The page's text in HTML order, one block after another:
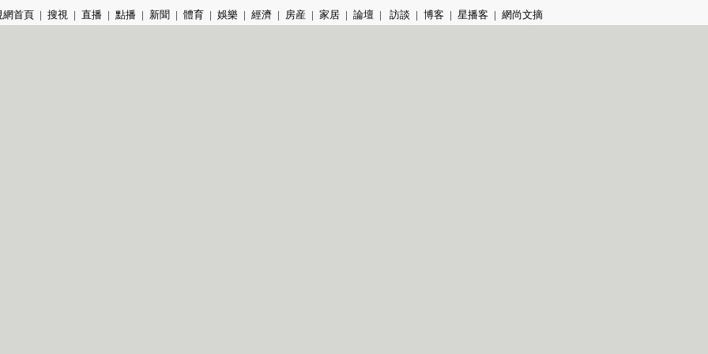
網首頁 | 搜視 | 直播 | 點播 | 新聞 | 體育 | 娛樂 | 經濟 | 房産 | 家居 | 論壇 | 訪談 | 博客 | 星播客 | 網尚文摘